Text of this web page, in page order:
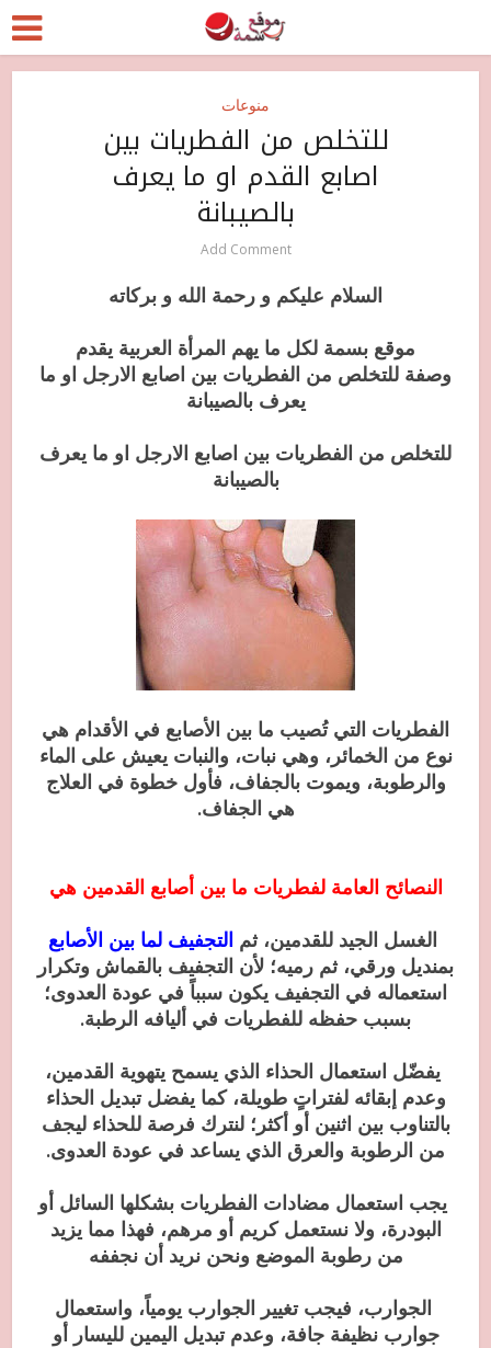
منوعات
للتخلص من الفطريات بين
اصابع القدم او ما يعرف
بالصيبانة
Add Comment
السلام عليكم و رحمة الله و بركاته
موقع بسمة لكل ما يهم المرأة العربية يقدم
وصفة للتخلص من الفطريات بين اصابع الارجل او ما
يعرف بالصيبانة
للتخلص من الفطريات بين اصابع الارجل او ما يعرف
بالصيبانة
الفطريات التي تُصيب ما بين الأصابع في الأقدام هي
نوع من الخمائر، وهي نبات، والنبات يعيش على الماء
والرطوبة، ويموت بالجفاف، فأول خطوة في العلاج
هي الجفاف.
النصائح العامة لفطريات ما بين أصابع القدمين هي
الغسل الجيد للقدمين، ثم التجفيف لما بين الأصابع
بمنديل ورقي، ثم رميه؛ لأن التجفيف بالقماش وتكرار
استعماله في التجفيف يكون سبباً في عودة العدوى؛
بسبب حفظه للفطريات في أليافه الرطبة.
يفضّل استعمال الحذاء الذي يسمح يتهوية القدمين،
وعدم إبقائه لفتراتٍ طويلة، كما يفضل تبديل الحذاء
بالتناوب بين اثنين أو أكثر؛ لنترك فرصة للحذاء ليجف
من الرطوبة والعرق الذي يساعد في عودة العدوى.
يجب استعمال مضادات الفطريات بشكلها السائل أو
البودرة، ولا نستعمل كريم أو مرهم، فهذا مما يزيد
من رطوبة الموضع ونحن نريد أن نجففه
الجوارب، فيجب تغيير الجوارب يومياً، واستعمال
جوارب نظيفة جافة، وعدم تبديل اليمين لليسار أو